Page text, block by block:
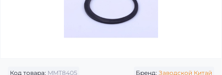
Код товара: MMT8405 Бренд: Заводской Китай